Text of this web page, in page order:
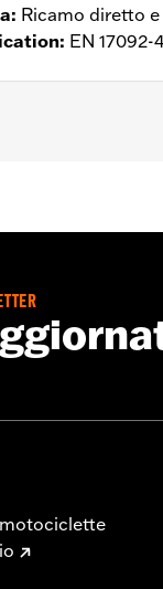
: Ricamo diretto
: EN 17092-
,Tasche con